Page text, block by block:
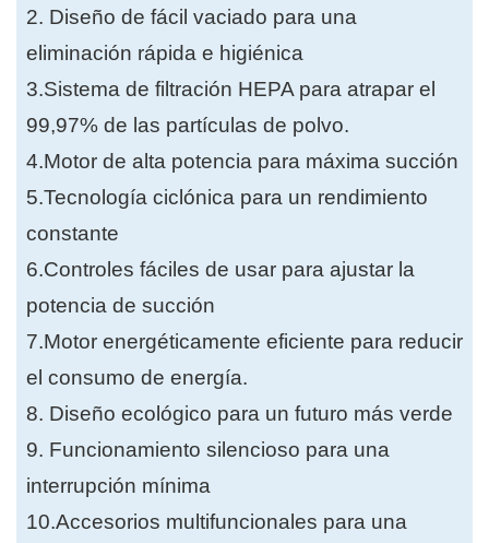
2. Diseño de fácil vaciado para una
eliminación rápida e higiénica
3.Sistema de filtración HEPA para atrapar el
99,97% de las partículas de polvo.
4.Motor de alta potencia para máxima succión
5.Tecnología ciclónica para un rendimiento
constante
6.Controles fáciles de usar para ajustar la
potencia de succión
7.Motor energéticamente eficiente para reducir
el consumo de energía.
8. Diseño ecológico para un futuro más verde
9. Funcionamiento silencioso para una
interrupción mínima
10.Accesorios multifuncionales para una